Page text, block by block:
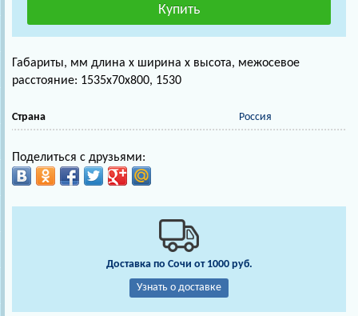
Габариты, мм длина х ширина х высота, межосевое
расстояние: 1535х70х800, 1530
Страна Россия
Поделиться с друзьями:
Доставка по Сочи от 1000 руб.
Узнать о доставке